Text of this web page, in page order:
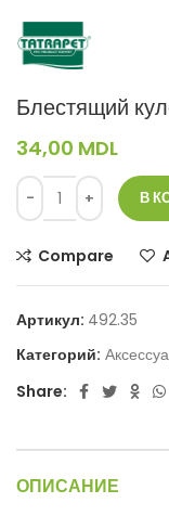
Блестящий
34,00 MDL
В
Compare
Артикул: 492.35
Категорий:
Share:
ОПИСАНИЕ